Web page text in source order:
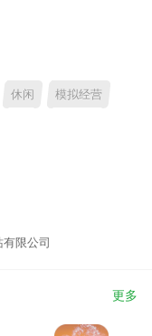
休闲 模拟经营
限公司
更多